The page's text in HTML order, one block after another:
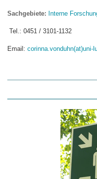
Sachgebiete: Interne
Tel.: 0451 / 3101-1132
Email: corinna.vonduhn(at)uni-